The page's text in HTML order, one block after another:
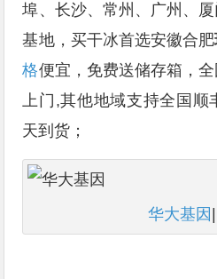
埠、长沙、常州、广州、
基地，买干冰首选安徽合肥
格便宜，免费送储存箱，
上门,其他地域支持全国顺
天到货；
华大基因